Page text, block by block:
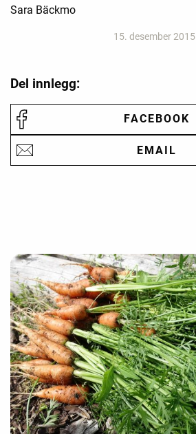
Sara Bäckmo
15. desember 2015
Del innlegg:
FACEBOOK
EMAIL